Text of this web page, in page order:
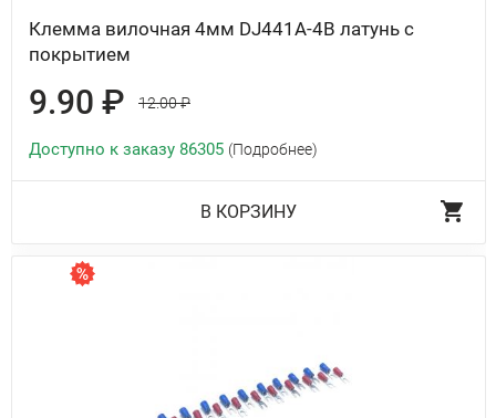
Клемма вилочная 4мм DJ441A-4B латунь с
покрытием
9.90 ₽ 12.00 ₽
Доступно к заказу 86305 (Подробнее)
В КОРЗИНУ